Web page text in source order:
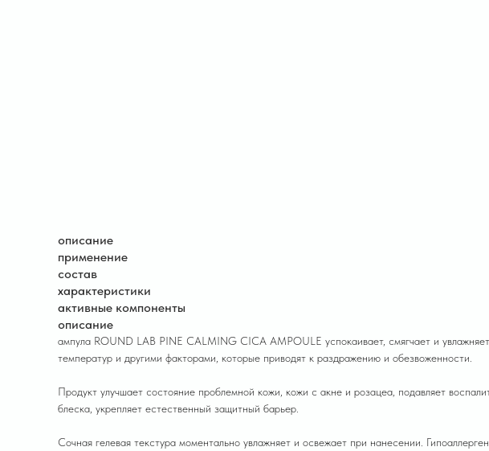
описание
применение
состав
характеристики
активные компоненты
описание
ампула ROUND LAB PINE CALMING CICA AMPOULE успокаивает, смягчает и
температур и другими факторами, которые приводят к раздражению и обезвоженности.
Продукт улучшает состояние проблемной кожи, кожи с акне и розацеа, подавляет
блеска, укрепляет естественный защитный барьер.
Сочная гелевая текстура моментально увлажняет и освежает при нанесении.